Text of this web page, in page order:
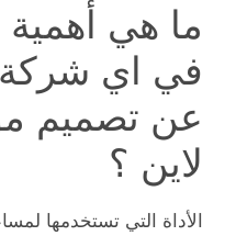
ما هي
في اي شركة
عن تصميم
لاين ؟
الأداة التي تستخدمها